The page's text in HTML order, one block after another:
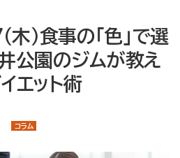
木)食事の「色」で選
公園のジムが教え
エット術
コラム